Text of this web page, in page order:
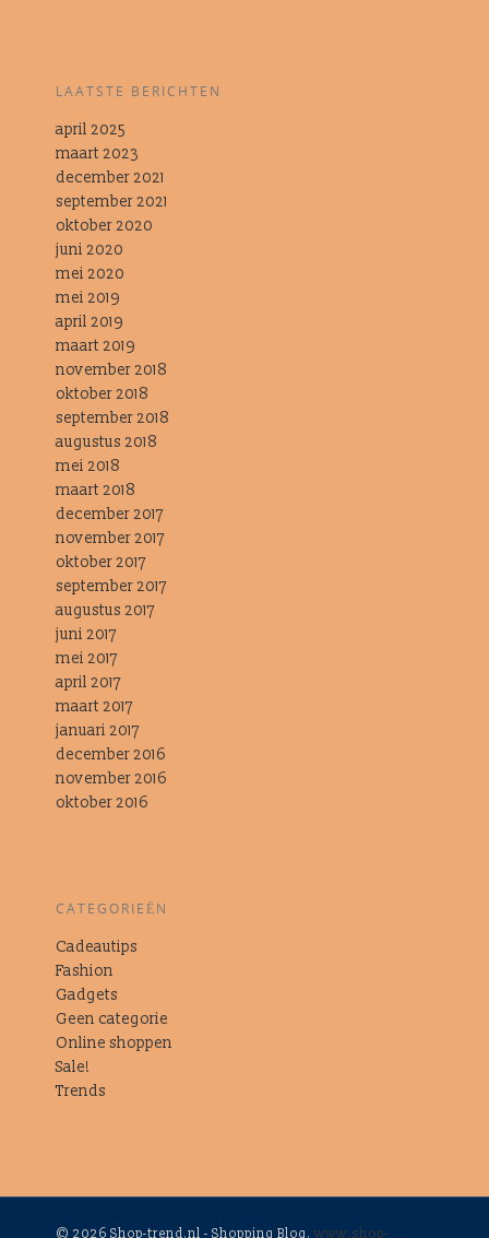
LAATSTE BERICHTEN
april 2025
maart 2023
december 2021
september 2021
oktober 2020
juni 2020
mei 2020
mei 2019
april 2019
maart 2019
november 2018
oktober 2018
september 2018
augustus 2018
mei 2018
maart 2018
december 2017
november 2017
oktober 2017
september 2017
augustus 2017
juni 2017
mei 2017
april 2017
maart 2017
januari 2017
december 2016
november 2016
oktober 2016
CATEGORIEËN
Cadeautips
Fashion
Gadgets
Geen categorie
Online shoppen
Sale!
Trends
© 2026 Shop-trend.nl - Shopping Blog.www.shop-